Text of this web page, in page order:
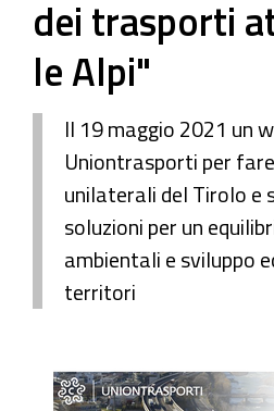
dei trasporti
le Alpi"
Il 19 maggio 2021 un
Uniontrasporti per
unilaterali del Tirolo e
soluzioni per un
ambientali e sviluppo
territori